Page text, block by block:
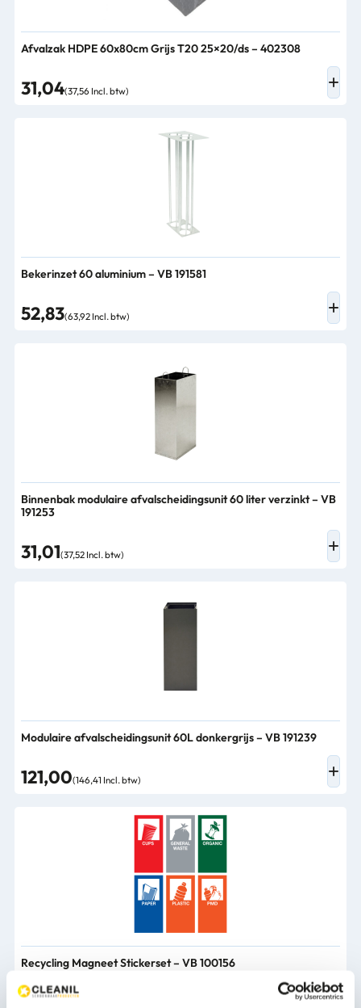
Afvalzak HDPE 60x80cm Grijs T20 25×20/ds – 402308
31,04(37,56 Incl. btw)
Bekerinzet 60 aluminium – VB 191581
52,83(63,92 Incl. btw)
Binnenbak modulaire afvalscheidingsunit 60 liter verzinkt – VB
191253
31,01(37,52 Incl. btw)
Modulaire afvalscheidingsunit 60L donkergrijs – VB 191239
121,00(146,41 Incl. btw)
Recycling Magneet Stickerset – VB 100156
8,56(10,36 Incl. btw)